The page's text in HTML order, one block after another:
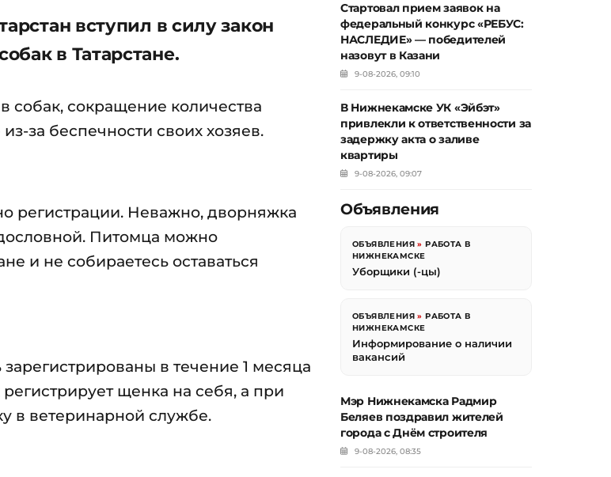
вступил в силу закон
в Татарстане.
собак, сокращение количества
за беспечности своих хозяев.
регистрации. Неважно, дворняжка
Питомца можно
и не собираетесь оставаться
в течение 1 месяца
щенка на себя, а при
в ветеринарной службе.
Стартовал прием заявок на
федеральный конкурс «РЕБУС:
НАСЛЕДИЕ» — победителей
назовут в Казани
9-08-2026, 09:10
В Нижнекамске УК «Эйбэт»
привлекли к ответственности за
задержку акта о заливе
квартиры
9-08-2026, 09:07
Объявления
ОБЪЯВЛЕНИЯ »РАБОТА В
НИЖНЕКАМСКЕ
Уборщики (-цы)
ОБЪЯВЛЕНИЯ »РАБОТА В
НИЖНЕКАМСКЕ
Информирование о наличии
вакансий
Мэр Нижнекамска Радмир
Беляев поздравил жителей
города с Днём строителя
9-08-2026, 08:35